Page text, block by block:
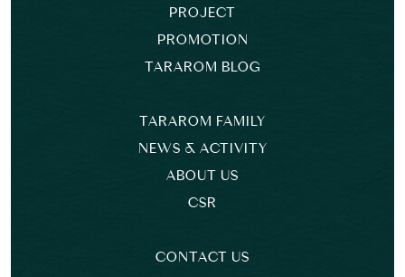
PROJECT
PROMOTION
TARAROM BLOG
TARAROM FAMILY
NEWS & ACTIVITY
ABOUT US
CSR
CONTACT US